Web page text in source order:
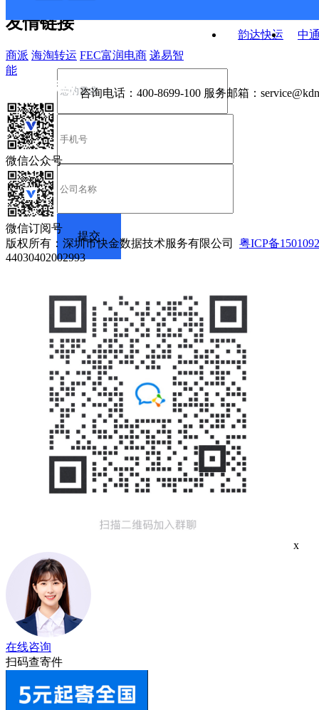
韵达快运
中
友情链接
商派 海淘转运 FEC富润电商 递易智
能
咨询电话： 400-8699-100 服务邮箱：
微信公众号
微信订阅号
版权所有：深圳市快金数据技术服务有限公司 粤ICP备
44030402002993
x
在线咨询
扫码查寄件